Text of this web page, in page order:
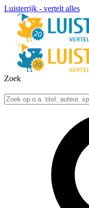
Luisterrijk - vertelt alles
Zoek